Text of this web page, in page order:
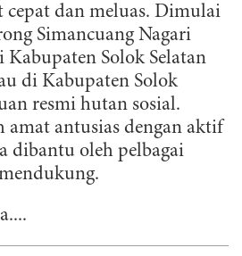
cepat dan meluas. Dimulai
Simancuang Nagari
Solok Selatan
di Kabupaten Solok
resmi hutan sosial.
amat antusias dengan aktif
dibantu oleh pelbagai